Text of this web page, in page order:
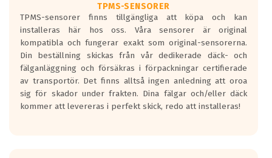
godkända för år 2016 nya regelverk.
Ett däck med en svart våg kommer vara
minst tre decibel tystare än det
regelverk som börjar gälla 2016.
TPMS-SENSORER
TPMS-sensorer finns tillgängliga att köpa och kan
installeras här hos oss. Våra sensorer är original
kompatibla och fungerar exakt som original-sensorerna.
Din beställning skickas från vår dedikerade däck- och
fälganläggning och försäkras i förpackningar certifierade
av transportör. Det finns alltså ingen anledning att oroa
sig för skador under frakten. Dina fälgar och/eller däck
kommer att levereras i perfekt skick, redo att installeras!